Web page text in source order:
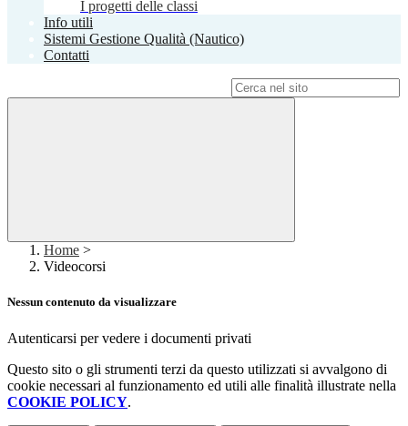
I progetti delle classi
Info utili
Sistemi Gestione Qualità (Nautico)
Contatti
Home >
Videocorsi
Nessun contenuto da visualizzare
Autenticarsi per vedere i documenti privati
Questo sito o gli strumenti terzi da questo utilizzati si avvalgono di
cookie necessari al funzionamento ed utili alle finalità illustrate nella
COOKIE POLICY.